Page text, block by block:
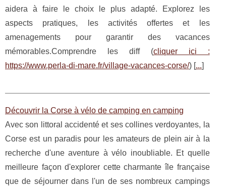
aidera à faire le choix le plus adapté. Explorez les
aspects pratiques, les activités offertes et les
amenagements pour garantir des vacances
mémorables.Comprendre les diff (cliquer ici :
https://www.perla-di-mare.fr/village-vacances-corse/) [...]
Découvrir la Corse à vélo de camping en camping
Avec son littoral accidenté et ses collines verdoyantes, la
Corse est un paradis pour les amateurs de plein air à la
recherche d'une aventure à vélo inoubliable. Et quelle
meilleure façon d'explorer cette charmante île française
que de séjourner dans l'un de ses nombreux campings